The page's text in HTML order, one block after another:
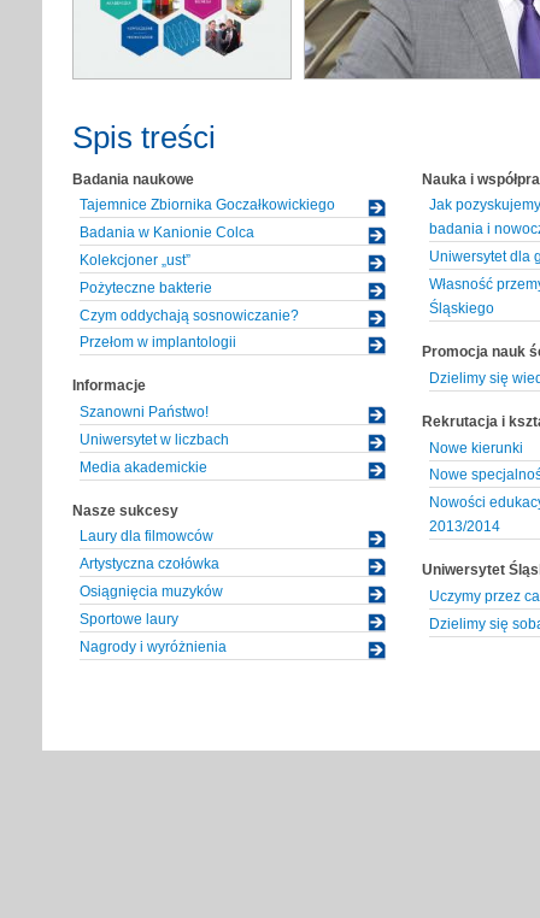
Spis treści
Badania naukowe
Tajemnice Zbiornika Goczałkowickiego
Badania w Kanionie Colca
Kolekcjoner „ust”
Pożyteczne bakterie
Czym oddychają sosnowiczanie?
Przełom w implantologii
Informacje
Szanowni Państwo!
Uniwersytet w liczbach
Media akademickie
Nasze sukcesy
Laury dla filmowców
Artystyczna czołówka
Osiągnięcia muzyków
Sportowe laury
Nagrody i wyróżnienia
Nauka i
Jak
badania i
Uniwersytet dla
Własność
Śląskiego
Promocja nauk
Dzielimy się
Rekrutacja i
Nowe kierunki
Nowe
Nowości
2013/2014
Uniwersytet
Uczymy przez
Dzielimy się